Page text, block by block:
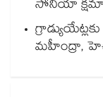
సోనియా
మహీంద్రా,